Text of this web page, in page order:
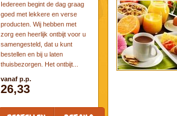
Iedereen begint de dag graag
goed met lekkere en verse
producten. Wij hebben met
zorg een heerlijk ontbijt voor u
samengesteld, dat u kunt
bestellen en bij u laten
thuisbezorgen. Het ontbijt...
vanaf p.p.
26,33